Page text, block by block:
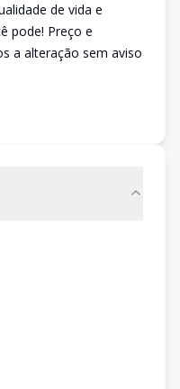
de vida e
pode! Preço e
a alteração sem aviso